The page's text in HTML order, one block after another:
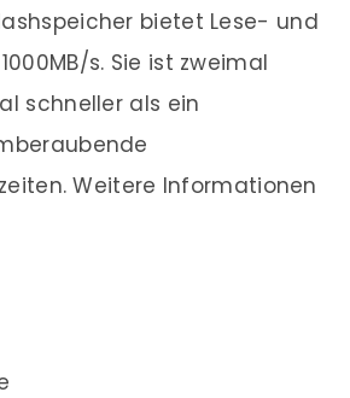
bietet Lese- und
s. Sie ist zweimal
schneller als ein
Weitere Informationen